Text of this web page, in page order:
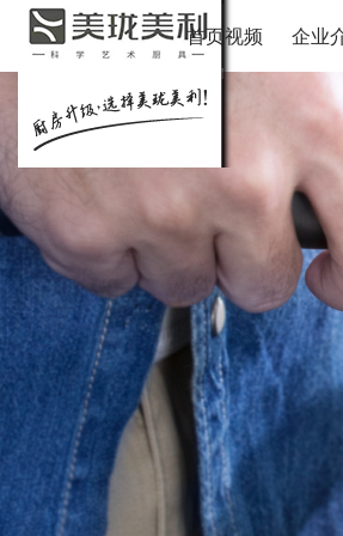
首页视频 企业